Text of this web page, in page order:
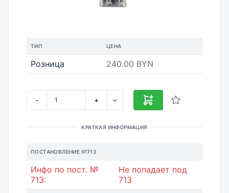
ТИП ЦЕНА
Розница 240.00 BYN
- +
КРАТКАЯ ИНФОРМАЦИЯ
ПОСТАНОВЛЕНИЕ №713
Инфо по пост. №
713:
Не попадает под
713